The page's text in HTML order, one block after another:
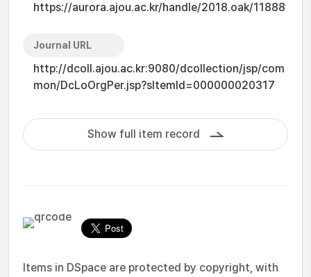
https://aurora.ajou.ac.kr/handle/2018.oak/11888
Journal URL
http://dcoll.ajou.ac.kr:9080/dcollection/jsp/com
mon/DcLoOrgPer.jsp?sItemId=000000020317
Show full item record
Items in DSpace are protected by copyright, with